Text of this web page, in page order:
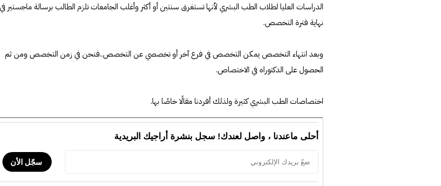
الدراسات العليا لطلاب الطب البشري لأنها تستغرق سنتين أو أكثر وأغلب الجامعات تلزم الطالب برسالة ماجستير في
نهاية فترة التخصص.
وبعد انتهاء التخصص يمكن التخصص في فرع آخر أو تخصصي عن التخصص..فنحن في زمن التخصص ومن ثم
الحصول على الدكتوراه في الاختصاص.
اختصاصات الطب البشري كثيرة ولذلك أفردنا مقالًا خاصًا بها.